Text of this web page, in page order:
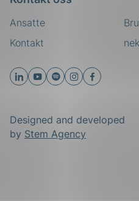
Ansatte
Kontakt
Designed and developed
by Stem Agency